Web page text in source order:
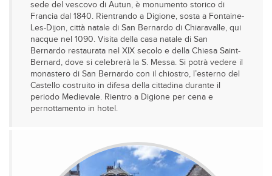
sede del vescovo di Autun, è monumento storico di
Francia dal 1840. Rientrando a Digione, sosta a Fontaine-
Les-Dijon, città natale di San Bernardo di Chiaravalle, qui
nacque nel 1090. Visita della casa natale di San
Bernardo restaurata nel XIX secolo e della Chiesa Saint-
Bernard, dove si celebrerà la S. Messa. Si potrà vedere il
monastero di San Bernardo con il chiostro, l’esterno del
Castello costruito in difesa della cittadina durante il
periodo Medievale. Rientro a Digione per cena e
pernottamento in hotel.